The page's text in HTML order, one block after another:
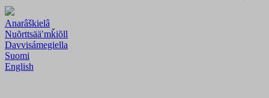
Anarâškielâ
Nuõrttsääʹmǩiõll
Davvisámegiella
Suomi
English